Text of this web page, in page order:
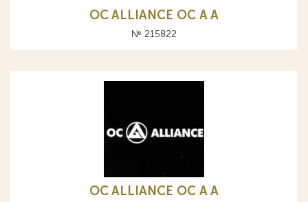
OC ALLIANCE ОС A А
№ 215822
OC ALLIANCE ОС A А